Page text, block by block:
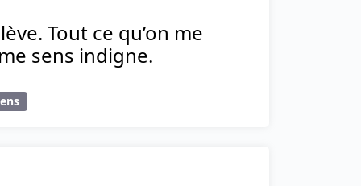
Tout ce qu’on me
sens indigne.